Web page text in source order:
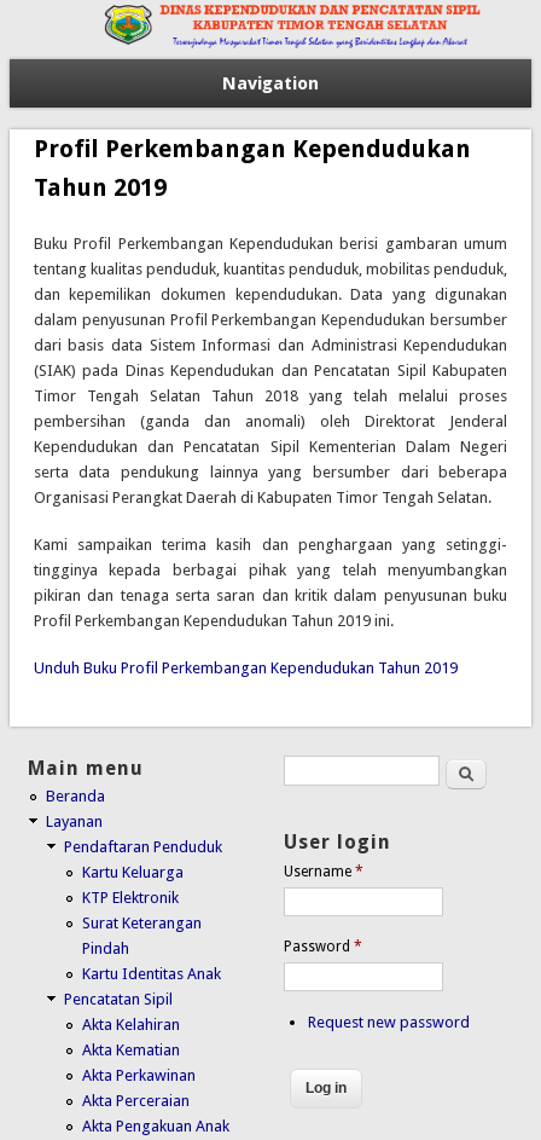
Navigation
Profil Perkembangan Kependudukan
Tahun 2019
Buku Profil Perkembangan Kependudukan berisi gambaran umum
tentang kualitas penduduk, kuantitas penduduk, mobilitas penduduk,
dan kepemilikan dokumen kependudukan. Data yang digunakan
dalam penyusunan Profil Perkembangan Kependudukan bersumber
dari basis data Sistem Informasi dan Administrasi Kependudukan
(SIAK) pada Dinas Kependudukan dan Pencatatan Sipil Kabupaten
Timor Tengah Selatan Tahun 2018 yang telah melalui proses
pembersihan (ganda dan anomali) oleh Direktorat Jenderal
Kependudukan dan Pencatatan Sipil Kementerian Dalam Negeri
serta data pendukung lainnya yang bersumber dari beberapa
Organisasi Perangkat Daerah di Kabupaten Timor Tengah Selatan.
Kami sampaikan terima kasih dan penghargaan yang setinggi-
tingginya kepada berbagai pihak yang telah menyumbangkan
pikiran dan tenaga serta saran dan kritik dalam penyusunan buku
Profil Perkembangan Kependudukan Tahun 2019 ini.
Unduh Buku Profil Perkembangan Kependudukan Tahun 2019
Main menu
Beranda
Layanan
Pendaftaran Penduduk
Kartu Keluarga
KTP Elektronik
Surat Keterangan
Pindah
Kartu Identitas Anak
Pencatatan Sipil
Akta Kelahiran
Akta Kematian
Akta Perkawinan
Akta Perceraian
Akta Pengakuan Anak
Search formSearch
User login
Username*
Password*
Request new password